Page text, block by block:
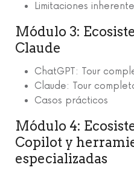
Limitaciones
Módulo 3:
Claude
ChatGPT: Tour
Claude: Tour
Casos prácticos
Módulo 4:
Copilot y
especializadas